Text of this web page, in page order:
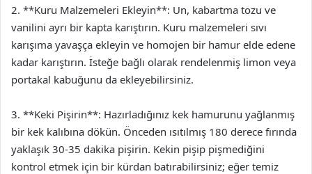
2. **Kuru Malzemeleri Ekleyin**: Un, kabartma tozu ve
vanilini ayrı bir kapta karıştırın. Kuru malzemeleri sıvı
karışıma yavaşça ekleyin ve homojen bir hamur elde edene
kadar karıştırın. İsteğe bağlı olarak rendelenmiş limon veya
portakal kabuğunu da ekleyebilirsiniz.
3. **Keki Pişirin**: Hazırladığınız kek hamurunu yağlanmış
bir kek kalıbına dökün. Önceden ısıtılmış 180 derece fırında
yaklaşık 30-35 dakika pişirin. Kekin pişip pişmediğini
kontrol etmek için bir kürdan batırabilirsiniz; eğer temiz